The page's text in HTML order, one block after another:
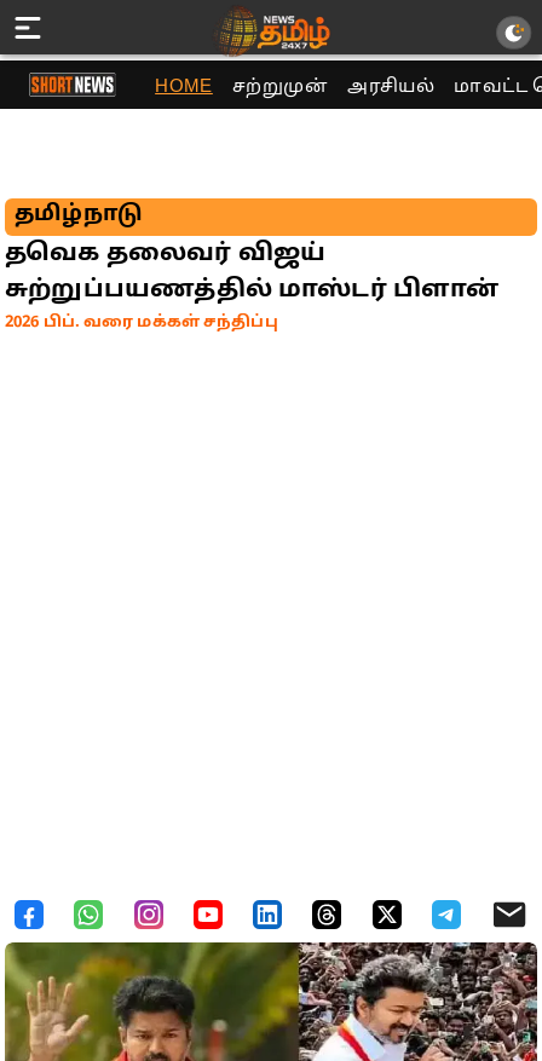
HOME சற்றுமுன் அரசியல் மாவட்ட
தமிழ்நாடு
தவெக தலைவர் விஜய்
சுற்றுப்பயணத்தில் மாஸ்டர் பிளான்
2026 பிப். வரை மக்கள் சந்திப்பு